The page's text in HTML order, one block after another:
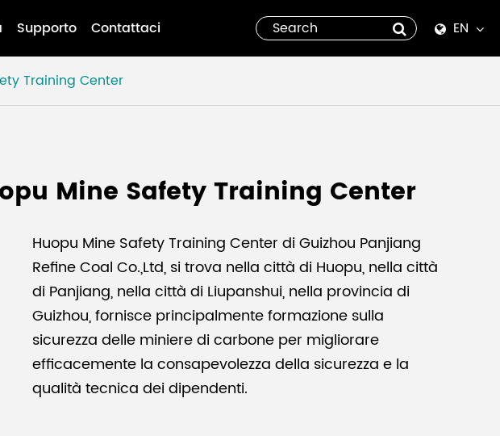
Supporto Contattaci
EN
Español
русский
العربية
tiếng việt
Pilipino
ไทย
Training Center
Mine Safety Training Center
Huopu Mine Safety Training Center di Guizhou Panjiang
Refine Coal Co.,Ltd, si trova nella città di Huopu, nella città
di Panjiang, nella città di Liupanshui, nella provincia di
Guizhou, fornisce principalmente formazione sulla
sicurezza delle miniere di carbone per migliorare
efficacemente la consapevolezza della sicurezza e la
qualità tecnica dei dipendenti.